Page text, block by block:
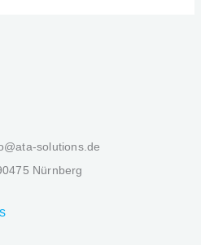
solutions.de
Nürnberg